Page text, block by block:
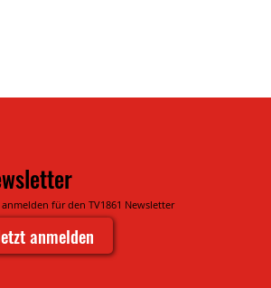
anmelden für den TV1861 Newsletter
anmelden